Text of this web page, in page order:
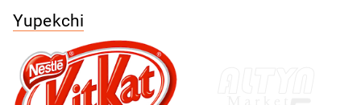
Yupekchi